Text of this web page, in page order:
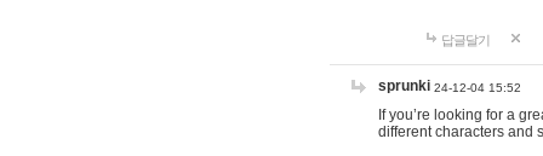
답글달기
sprunki 24-12-04 15:52
If you’re looking for a
different characters and